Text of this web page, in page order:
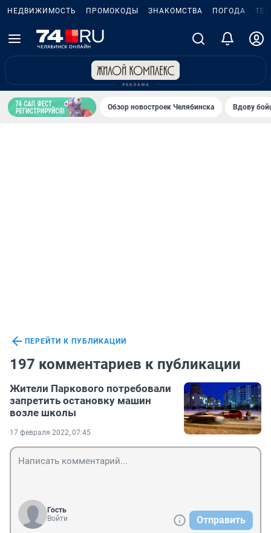
НЕДВИЖИМОСТЬ ПРОМОКОДЫ ЗНАКОМСТВА ПОГОДА
Обзор новостроек Челябинска Вдову
ПЕРЕЙТИ К ПУБЛИКАЦИИ
197 комментариев к публикации
Жители Паркового потребовали
запретить остановку машин
возле школы
17 февраля 2022, 07:45
Гость
Войти
Отправить